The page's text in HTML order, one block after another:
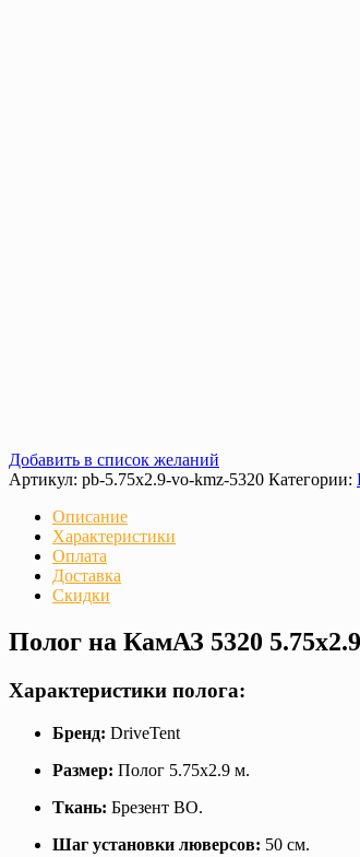
Добавить в список желаний
Артикул: pb-5.75x2.9-vo-kmz-5320 Категории:
Описание
Характеристики
Оплата
Доставка
Скидки
Полог на КамАЗ 5320
Характеристики полога:
Бренд: DriveTent
Размер: Полог 5.75х2.9 м.
Ткань: Брезент ВО.
Шаг установки люверсов: 50 см.